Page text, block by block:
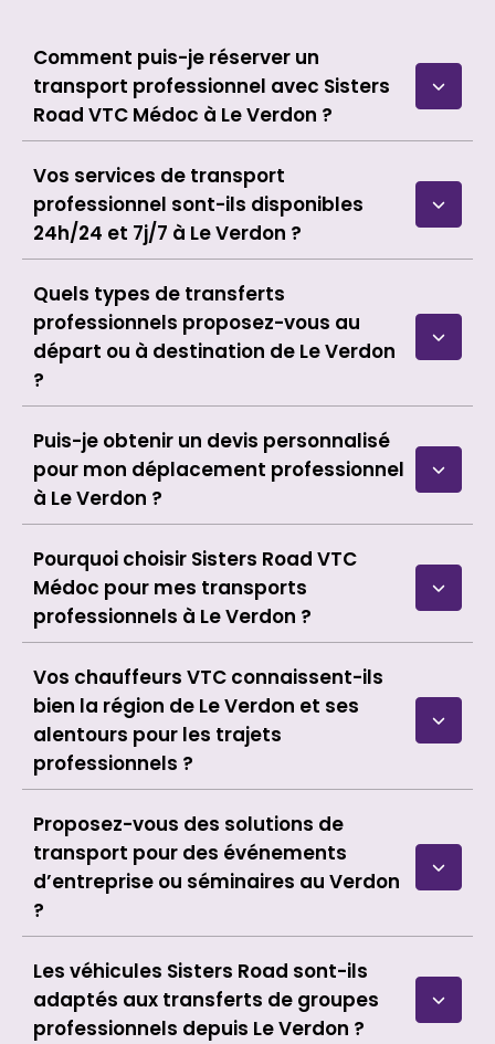
Comment puis-je réserver un
transport professionnel avec Sisters
Road VTC Médoc à Le Verdon ?
Vos services de transport
professionnel sont-ils disponibles
24h/24 et 7j/7 à Le Verdon ?
Quels types de transferts
professionnels proposez-vous au
départ ou à destination de Le Verdon
?
Puis-je obtenir un devis personnalisé
pour mon déplacement professionnel
à Le Verdon ?
Pourquoi choisir Sisters Road VTC
Médoc pour mes transports
professionnels à Le Verdon ?
Vos chauffeurs VTC connaissent-ils
bien la région de Le Verdon et ses
alentours pour les trajets
professionnels ?
Proposez-vous des solutions de
transport pour des événements
d’entreprise ou séminaires au Verdon
?
Les véhicules Sisters Road sont-ils
adaptés aux transferts de groupes
professionnels depuis Le Verdon ?